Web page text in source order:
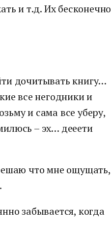
и т.д. Их бесконечно
дочитывать книгу…
все негодники и
и сама все уберу,
– эх… дееети
что мне ощущать,
забывается, когда